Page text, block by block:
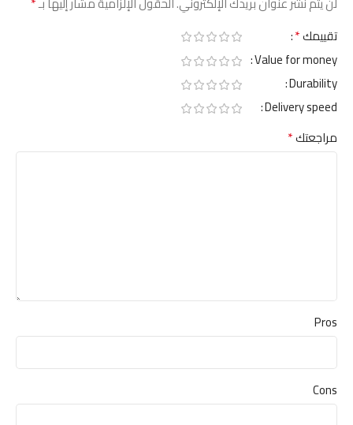
تقييمك*
Value for money
Durability
Delivery speed
مراجعتك*
Pros
Cons